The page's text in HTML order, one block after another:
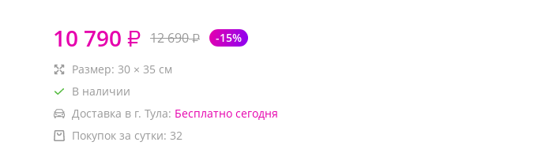
10 790 ₽ 12 690₽ -15%
Размер: 30 × 35 см
В наличии
Доставка в г. Тула: Бесплатно сегодня
Покупок за сутки: 32